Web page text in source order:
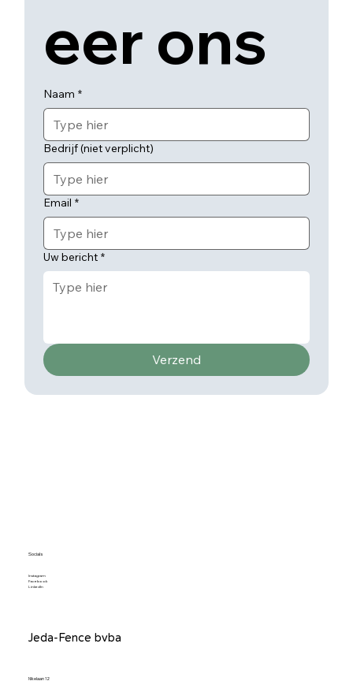
eer ons
Naam *
Bedrijf (niet verplicht)
Email *
Uw bericht *
Verzend
Jeda-Fence bvba
Nikelaan 12
Socials
Instagram
Facebook
LinkedIn